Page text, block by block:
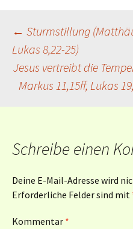
← Sturmstillung
Lukas 8,22-25)
Jesus vertreibt die
Markus 11,15ff, Lukas
Schreibe einen
Deine E-Mail-Adresse wird
Erforderliche Felder sind mit
Kommentar *